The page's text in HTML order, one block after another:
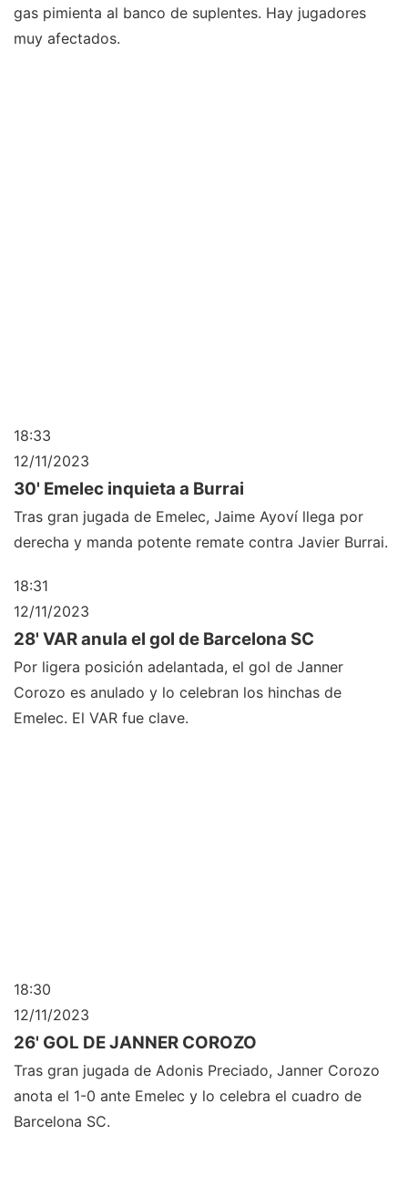
gas pimienta al banco de suplentes. Hay jugadores
muy afectados.
18:33
12/11/2023
30' Emelec inquieta a Burrai
Tras gran jugada de Emelec, Jaime Ayoví llega por
derecha y manda potente remate contra Javier Burrai.
18:31
12/11/2023
28' VAR anula el gol de Barcelona SC
Por ligera posición adelantada, el gol de Janner
Corozo es anulado y lo celebran los hinchas de
Emelec. El VAR fue clave.
18:30
12/11/2023
26' GOL DE JANNER COROZO
Tras gran jugada de Adonis Preciado, Janner Corozo
anota el 1-0 ante Emelec y lo celebra el cuadro de
Barcelona SC.